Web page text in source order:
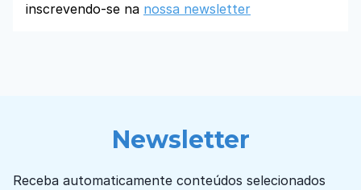
inscrevendo-se na nossa newsletter
Newsletter
Receba automaticamente conteúdos selecionados